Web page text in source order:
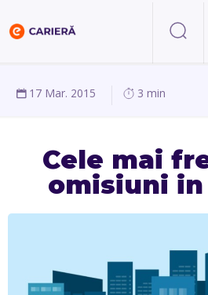
17 Mar. 2015 3 min
Cele mai
omisiuni in